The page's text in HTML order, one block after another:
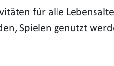
für alle
Spielen genutzt